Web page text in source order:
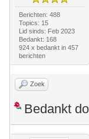
Berichten: 488
Topics: 15
Lid sinds: Feb 2023
Bedankt: 168
924 x bedankt in 457
berichten
Zoek
Bedankt